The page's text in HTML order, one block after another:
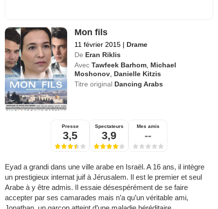
Mon fils
11 février 2015 | Drame
De Eran Riklis
Avec Tawfeek Barhom Michael
Moshonov Danielle Kitzis
Titre original Dancing Arabs
Presse
3,5
Spectateurs
3,9
Mes amis
--
Eyad a grandi dans une ville arabe en Israël. A 16 ans, il intègre
un prestigieux internat juif à Jérusalem. Il est le premier et seul
Arabe à y être admis. Il essaie désespérément de se faire
accepter par ses camarades mais n’a qu’un véritable ami,